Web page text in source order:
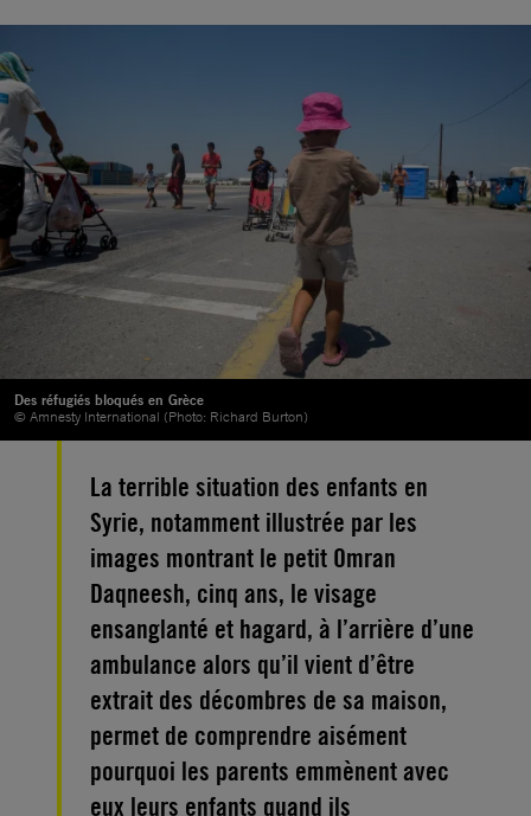
Des réfugiés bloqués en Grèce
© Amnesty International (Photo: Richard Burton)
La terrible situation des enfants en
Syrie, notamment illustrée par les
images montrant le petit Omran
Daqneesh, cinq ans, le visage
ensanglanté et hagard, à l’arrière d’une
ambulance alors qu’il vient d’être
extrait des décombres de sa maison,
permet de comprendre aisément
pourquoi les parents emmènent avec
eux leurs enfants quand ils